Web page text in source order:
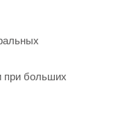
при больших